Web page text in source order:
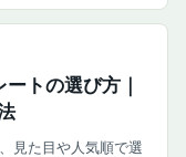
トの選び方｜
見た目や人気順で選